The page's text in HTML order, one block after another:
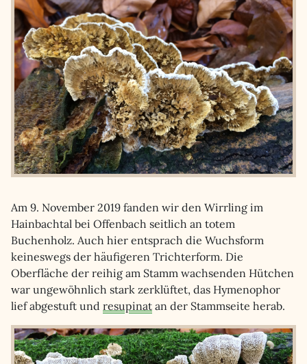
Am 9. November 2019 fanden wir den Wirrling im
Hainbachtal bei Offenbach seitlich an totem
Buchenholz. Auch hier entsprach die Wuchsform
keineswegs der häufigeren Trichterform. Die
Oberfläche der reihig am Stamm wachsenden Hütchen
war ungewöhnlich stark zerklüftet, das Hymenophor
lief abgestuft und resupinat an der Stammseite herab.